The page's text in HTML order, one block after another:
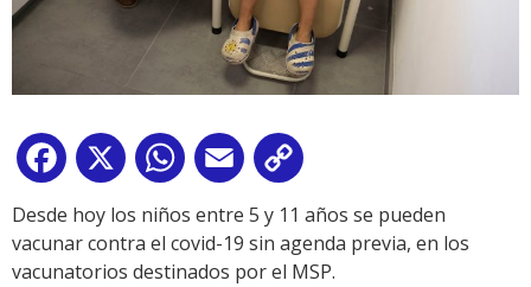
Facebook
X WhatsApp
Email
Link
Desde hoy los niños entre 5 y 11 años se pueden
vacunar contra el covid-19 sin agenda previa, en los
vacunatorios destinados por el MSP.